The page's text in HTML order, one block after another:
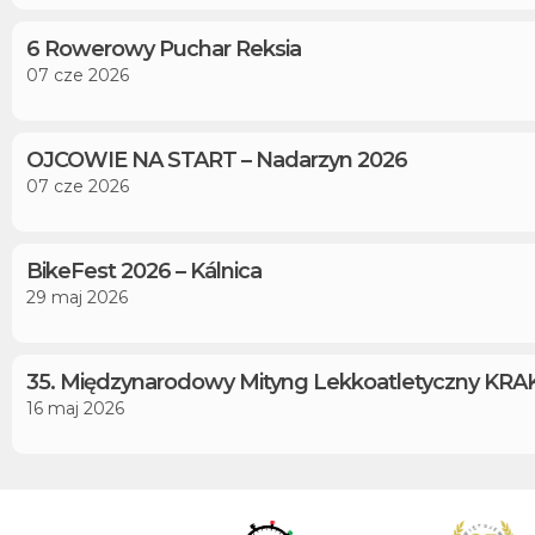
6 Rowerowy Puchar Reksia
07 cze 2026
OJCOWIE NA START – Nadarzyn 2026
07 cze 2026
BikeFest 2026 – Kálnica
29 maj 2026
35. Międzynarodowy Mityng Lekkoatletyczny
16 maj 2026